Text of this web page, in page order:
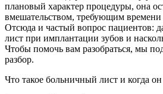
плановый характер процедуры, она
вмешательством, требующим времени
Отсюда и частый вопрос пациентов:
лист при имплантации зубов и
Чтобы помочь вам разобраться, мы
разбор.
Что такое больничный лист и когда